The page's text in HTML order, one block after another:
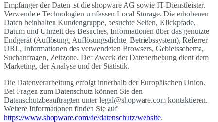
Empfänger der Daten ist die shopware AG sowie IT-Dienstleister.
Verwendete Technologien umfassen Local Storage. Die erhobenen
Daten beinhalten Kundengruppe, besuchte Seiten, Klickpfade,
Datum und Uhrzeit des Besuches, Informationen über das genutzte
Endgerät (Auflösung, Auflösungsdichte, Betriebssystem), Referrer
URL, Informationen des verwendeten Browsers, Gebietsschema,
Suchanfragen, Zeitzone. Der Zweck der Datenerhebung dient dem
Marketing, der Analyse und der Statistik.
Die Datenverarbeitung erfolgt innerhalb der Europäischen Union.
Bei Fragen zum Datenschutz können Sie den
Datenschutzbeauftragten unter legal@shopware.com kontaktieren.
Weitere Informationen finden Sie auf
https://www.shopware.com/de/datenschutz/website.